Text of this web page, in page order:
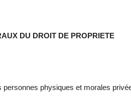
DU DROIT DE PROPRIETE
personnes physiques et morales